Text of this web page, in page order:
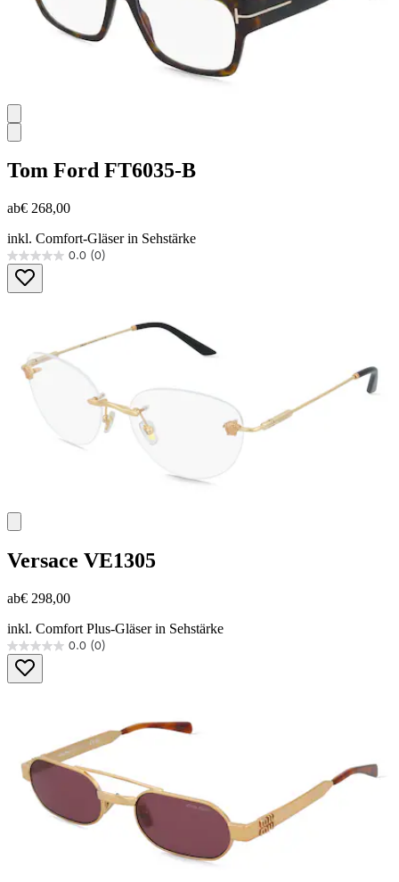
Tom Ford FT6035-B
ab€ 268,00
inkl. Comfort-Gläser in Sehstärke
0.0 (0)
0.0
von
5
Versace VE1305
ab€ 298,00
inkl. Comfort Plus-Gläser in Sehstärke
0.0 (0)
0.0
von
5